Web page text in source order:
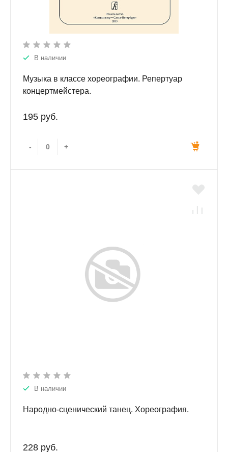
В наличии
Музыка в классе хореографии. Репертуар
концертмейстера.
195 руб.
- +
В наличии
Народно-сценический танец. Хореография.
228 руб.